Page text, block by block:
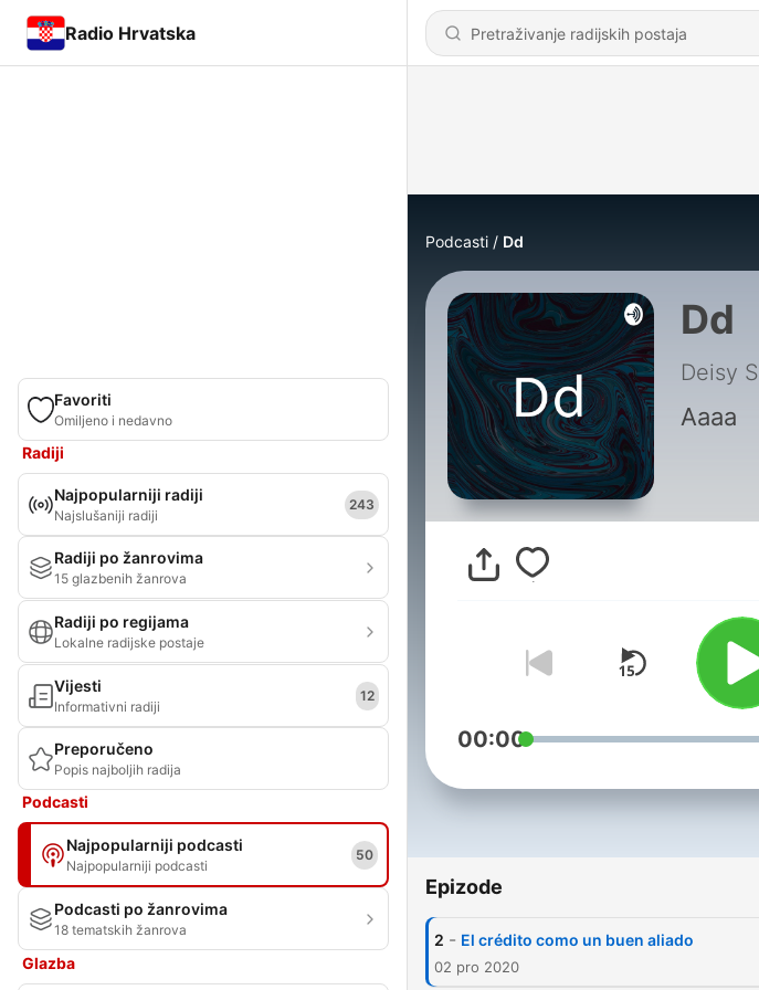
Radio Hrvatska
Favoriti
Omiljeno i nedavno
Radiji
Najpopularniji radiji
Najslušaniji radiji
243
Radiji po žanrovima
15 glazbenih žanrova
Radiji po regijama
Lokalne radijske postaje
Vijesti
Informativni radiji
12
Preporučeno
Popis najboljih radija
Podcasti
Najpopularniji podcasti
Najpopularniji podcasti
50
Podcasti po žanrovima
18 tematskih žanrova
Glazba
Podcasti Dd
Dd
Deisy S
Aaaa
00:00
Epizode
2 - El crédito como un buen aliado
02 pro 2020